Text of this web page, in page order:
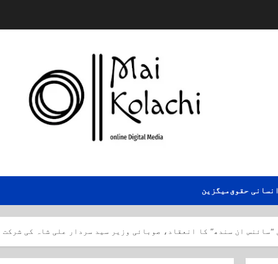
انسانی حقوقمیگزین